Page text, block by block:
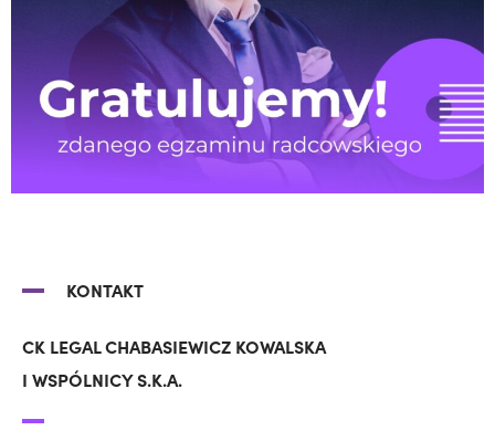
KONTAKT
CK LEGAL CHABASIEWICZ KOWALSKA
I WSPÓLNICY S.K.A.